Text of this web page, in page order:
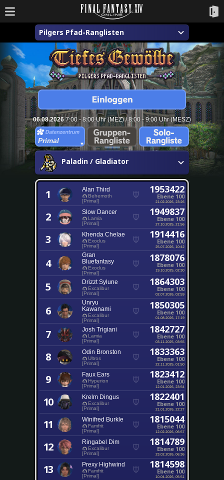
Pilgers Pfad-Ranglisten
06.08.20267:00 - 8:00 Uhr (MEZ) / 8:00 - 9:00 Uhr (MESZ)
Primal
Paladin / Gladiator
1 Alan Third
Behemoth
[Primal]
1953422
Ebene 100
21.02.2026, 23:26
2 Slow Dancer
Lamia
[Primal]
1949837
Ebene 100
27.10.2025, 21:56
3 Khenda Chelae
Exodus
[Primal]
1914416
Ebene 100
25.07.2026, 10:42
4
Gran
Bluefantasy
Exodus
[Primal]
1878076
Ebene 100
19.10.2025, 02:30
5 Drizzt Sylune
Excalibur
[Primal]
1864303
Ebene 100
02.07.2026, 02:59
6
Unryu
Kawanami
Excalibur
[Primal]
1850305
Ebene 100
01.08.2026, 17:19
7 Josh Trigiani
Lamia
[Primal]
1842727
Ebene 100
03.11.2025, 03:55
8 Odin Bronston
Ultros
[Primal]
1833363
Ebene 100
22.11.2025, 01:50
9 Faux Ears
Hyperion
[Primal]
1823412
Ebene 100
12.01.2026, 23:54
10 Krelm Dingus
Excalibur
[Primal]
1822401
Ebene 100
21.01.2026, 22:27
11 Winifred Burkle
Famfrit
[Primal]
1815044
Ebene 100
12.02.2026, 06:57
12 Ringabel Dim
Excalibur
[Primal]
1814789
Ebene 100
23.02.2026, 06:36
13 Prexy Highwind
Famfrit
[Primal]
1814598
Ebene 100
10.04.2026, 05:51